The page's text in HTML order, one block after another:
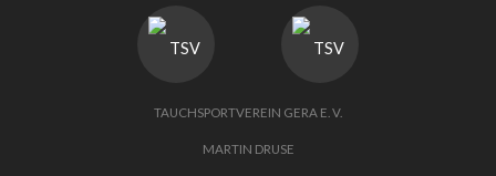
TAUCHSPORTVEREIN GERA E. V.
MARTIN DRUSE